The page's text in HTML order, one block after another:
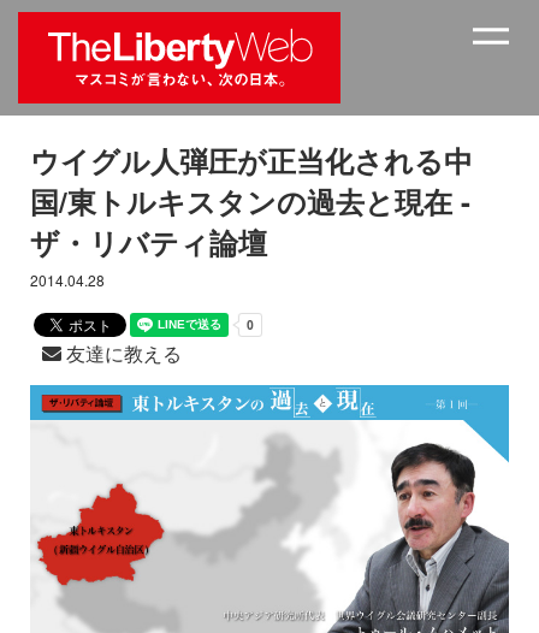
ウイグル人弾圧が正当化される中
国/東トルキスタンの過去と現在 -
ザ・リバティ論壇
2014.04.28
友達に教える